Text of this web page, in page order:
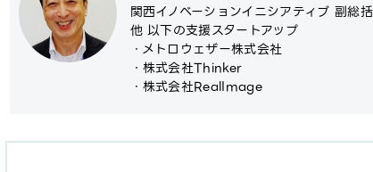
関西イノベーションイニシアティブ 副総
他 以下の支援スタートアップ
・メトロウェザー株式会社
・株式会社Thinker
・株式会社RealImage